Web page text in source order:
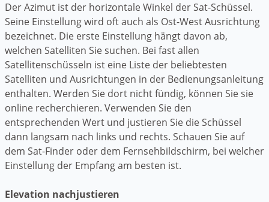
Der Azimut ist der horizontale Winkel der Sat-Schüssel.
Seine Einstellung wird oft auch als Ost-West Ausrichtung
bezeichnet. Die erste Einstellung hängt davon ab,
welchen Satelliten Sie suchen. Bei fast allen
Satellitenschüsseln ist eine Liste der beliebtesten
Satelliten und Ausrichtungen in der Bedienungsanleitung
enthalten. Werden Sie dort nicht fündig, können Sie sie
online recherchieren. Verwenden Sie den
entsprechenden Wert und justieren Sie die Schüssel
dann langsam nach links und rechts. Schauen Sie auf
dem Sat-Finder oder dem Fernsehbildschirm, bei welcher
Einstellung der Empfang am besten ist.
Elevation nachjustieren